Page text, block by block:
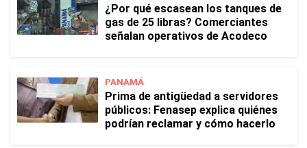
¿Por qué escasean los tanques de
gas de 25 libras? Comerciantes
señalan operativos de Acodeco
PANAMÁ
Prima de antigüedad a servidores
públicos: Fenasep explica quiénes
podrían reclamar y cómo hacerlo